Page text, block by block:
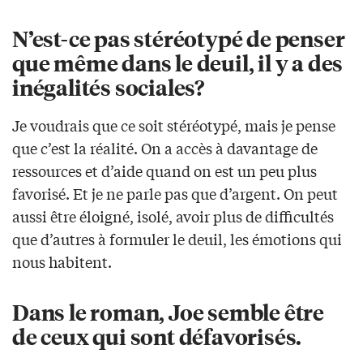
N’est-ce pas stéréotypé de penser
que même dans le deuil, il y a des
inégalités sociales?
Je voudrais que ce soit stéréotypé, mais je pense
que c’est la réalité. On a accès à davantage de
ressources et d’aide quand on est un peu plus
favorisé. Et je ne parle pas que d’argent. On peut
aussi être éloigné, isolé, avoir plus de difficultés
que d’autres à formuler le deuil, les émotions qui
nous habitent.
Dans le roman, Joe semble être
de ceux qui sont défavorisés.